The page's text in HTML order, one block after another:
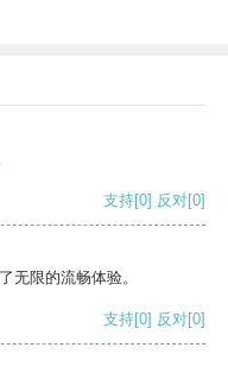
支持[0] 反对[0]
无限的流畅体验。
支持[0] 反对[0]